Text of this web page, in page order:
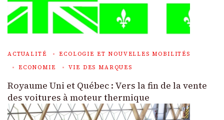
ACTUALITÉ
ECOLOGIE ET NOUVELLES MOBILITÉS
ECONOMIE
VIE DES MARQUES
Royaume Uni et Québec : Vers la fin de la vente
des voitures à moteur thermique